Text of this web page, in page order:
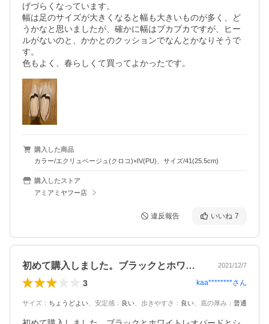
げづらくなっています。
幅は足のサイズが大きくなると幅も大きいものが多く、ど
うかなと思いましたが、確かに幅はブカブカですが、ヒー
ルがないのと、かかとのクッションでなんとかなりそうで
す。
色もよく、春らしくて買ってよかったです。
購入した商品
カラー/エクリュベージュ(クロコ)×IV(PU)、サイズ/41(25.5cm)
購入したストア
アミアミヤフー店
違反報告 いいね 7
初めて購入しました。ブラックとホワイト… 2021/12/7
3 kaa********さん
サイズ ： ちょうどよい 安定感 ： 良い 歩きやすさ ： 良い 底の厚み ： 普通